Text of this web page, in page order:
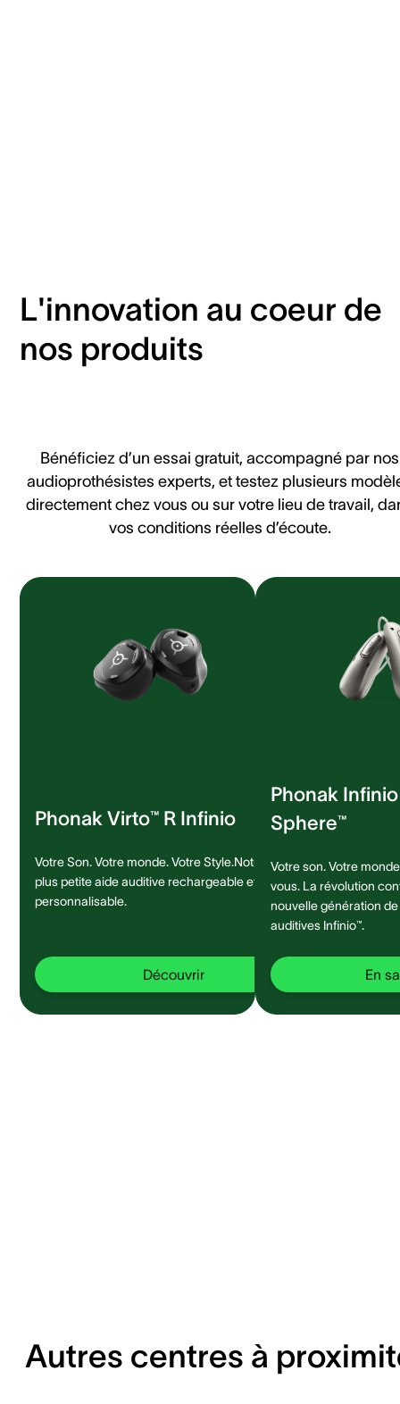
L'innovation au coeur de
nos produits
Bénéficiez d’un essai gratuit, accompagné par nos
audioprothésistes experts, et testez plusieurs
directement chez vous ou sur votre lieu de travail,
vos conditions réelles d’écoute.
Phonak Virto™ R Infinio
Votre Son. Votre monde. Votre Style.Notre
plus petite aide auditive rechargeable et
personnalisable.
Découvrir
Phonak Infinio
Sphere™
Votre son. Votre
vous. La révolution
nouvelle génération
auditives Infinio™.
En
Autres centres à